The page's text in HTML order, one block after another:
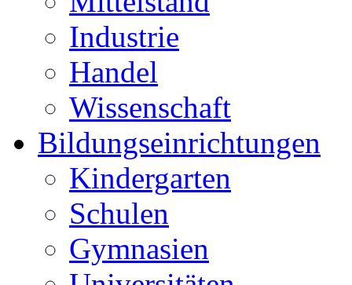
Industrie
Handel
Wissenschaft
Bildungseinrichtungen
Kindergarten
Schulen
Gymnasien